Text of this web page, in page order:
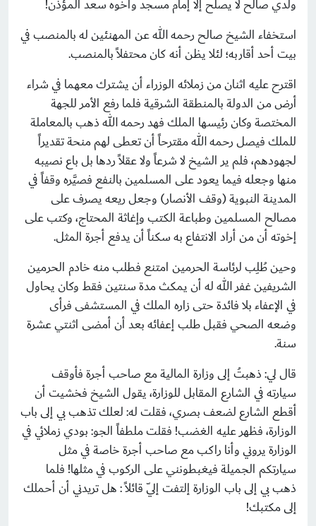
ولدي صالح لا يصلح إلا إمام مسجد وأخوه سعد المؤذن!
استخفاء الشيخ صالح رحمه الله عن المهنئين له بالمنصب في
بيت أحد أقاربه؛ لئلا يظن أنه كان محتفلاً بالمنصب.
اقترح عليه اثنان من زملائه الوزراء أن يشترك معهما في شراء
أرض من الدولة بالمنطقة الشرقية فلما رفع الأمر للجهة
المختصة وكان رئيسها الملك فهد رحمه الله ذهب بالمعاملة
للملك فيصل رحمه الله مقترحاً أن تعطى لهم منحة تقديراً
لجهودهم، فلم ير الشيخ لا شرعاً ولا عقلاً ردها بل باع نصيبه
منها وجعله فيما يعود على المسلمين بالنفع فصيَّره وقفاً في
المدينة النبوية (وقف الأنصار) وجعل ريعه يصرف على
مصالح المسلمين وطباعة الكتب وإغاثة المحتاج، وكتب على
إخوته أن من أراد الانتفاع به سكناً أن يدفع أجرة المثل.
وحين طُلِب لرئاسة الحرمين امتنع فطلب منه خادم الحرمين
الشريفين غفر الله له أن يمكث مدة سنتين فقط وكان يحاول
في الإعفاء بلا فائدة حتى زاره الملك في المستشفى فرأى
وضعه الصحي فقبل طلب إعفائه بعد أن أمضى اثنتي عشرة
سنة.
قال لي: ذهبتُ إلى وزارة المالية مع صاحب أجرة فأوقف
سيارته في الشارع المقابل للوزارة، يقول الشيخ فخشيت أن
أقطع الشارع لضعف بصري، فقلت له: لعلك تذهب بي إلى باب
الوزارة، فظهر عليه الغضب! فقلت ملطفاً الجو: بودي زملائي في
الوزارة يروني وأنا راكب مع صاحب أجرة خاصة في مثل
سيارتكم الجميلة فيغبطونني على الركوب في مثلها! فلما
ذهب بي إلى باب الوزارة إلتفت إليّ قائلاً : هل تريدني أن أحملك
إلى مكتبك!